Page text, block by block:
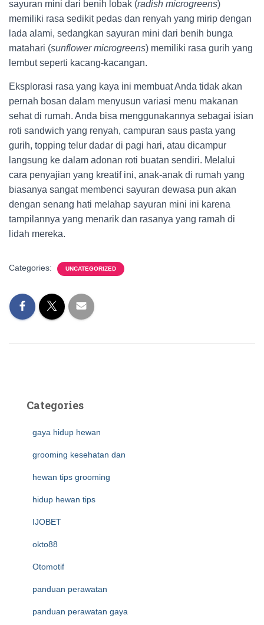
sayuran mini dari benih lobak (radish microgreens)
memiliki rasa sedikit pedas dan renyah yang mirip dengan
lada alami, sedangkan sayuran mini dari benih bunga
matahari (sunflower microgreens) memiliki rasa gurih yang
lembut seperti kacang-kacangan.
Eksplorasi rasa yang kaya ini membuat Anda tidak akan
pernah bosan dalam menyusun variasi menu makanan
sehat di rumah. Anda bisa menggunakannya sebagai isian
roti sandwich yang renyah, campuran saus pasta yang
gurih, topping telur dadar di pagi hari, atau dicampur
langsung ke dalam adonan roti buatan sendiri. Melalui
cara penyajian yang kreatif ini, anak-anak di rumah yang
biasanya sangat membenci sayuran dewasa pun akan
dengan senang hati melahap sayuran mini ini karena
tampilannya yang menarik dan rasanya yang ramah di
lidah mereka.
Categories: UNCATEGORIZED
Categories
gaya hidup hewan
grooming kesehatan dan
hewan tips grooming
hidup hewan tips
IJOBET
okto88
Otomotif
panduan perawatan
panduan perawatan gaya